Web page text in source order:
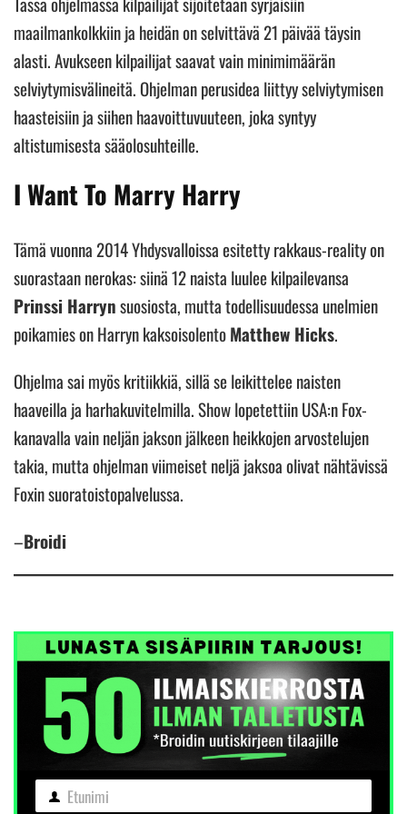
maailmankolkkiin ja heidän on selvittävä 21 päivää täysin
alasti. Avukseen kilpailijat saavat vain minimimäärän
selviytymisvälineitä. Ohjelman perusidea liittyy selviytymisen
haasteisiin ja siihen haavoittuvuuteen, joka syntyy
altistumisesta sääolosuhteille.
I Want To Marry Harry
Tämä vuonna 2014 Yhdysvalloissa esitetty rakkaus-reality on
suorastaan nerokas: siinä 12 naista luulee kilpailevansa
Prinssi Harrynsuosiosta, mutta todellisuudessa unelmien
poikamies on Harryn kaksoisolentoMatthew Hicks.
Ohjelma sai myös kritiikkiä, sillä se leikittelee naisten
haaveilla ja harhakuvitelmilla. Show lopetettiin USA:n Fox-
kanavalla vain neljän jakson jälkeen heikkojen arvostelujen
takia, mutta ohjelman viimeiset neljä jaksoa olivat nähtävissä
Foxin suoratoistopalvelussa.
–Broidi
EtunimiEtunimi